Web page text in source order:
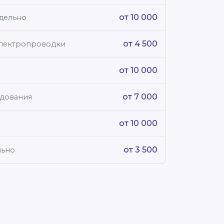
от 10 000
от 4 500
от 10 000
от 7 000
от 10 000
от 3 500